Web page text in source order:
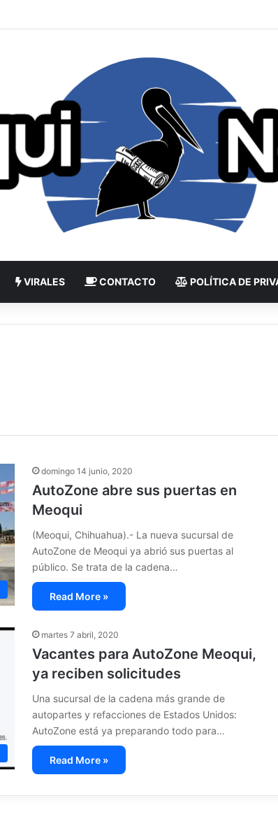
VIRALES CONTACTO POLÍTICA DE
domingo 14 junio, 2020
AutoZone abre sus puertas en
Meoqui
(Meoqui, Chihuahua).- La nueva sucursal de
AutoZone de Meoqui ya abrió sus puertas al
público. Se trata de la cadena…
Read More »
martes 7 abril, 2020
Vacantes para AutoZone Meoqui,
ya reciben solicitudes
Una sucursal de la cadena más grande de
autopartes y refacciones de Estados Unidos:
AutoZone está ya preparando todo para…
Read More »